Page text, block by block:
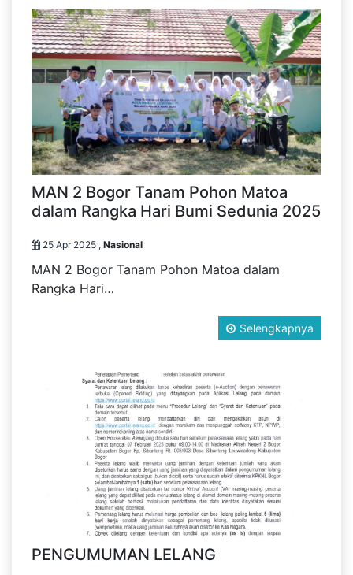
MAN 2 Bogor Tanam Pohon Matoa
dalam Rangka Hari Bumi Sedunia 2025
25 Apr 2025 , Nasional
MAN 2 Bogor Tanam Pohon Matoa dalam
Rangka Hari…
Selengkapnya
PENGUMUMAN LELANG